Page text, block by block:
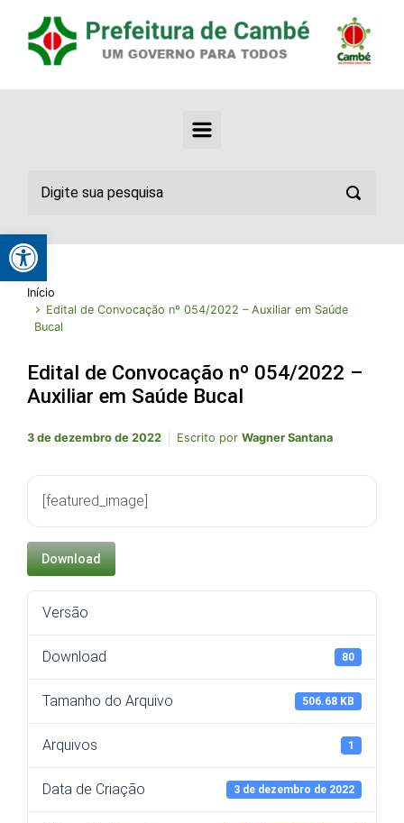
Início
Edital de Convocação nº 054/2022 – Auxiliar em Saúde
Bucal
Edital de Convocação nº 054/2022 –
Auxiliar em Saúde Bucal
3 de dezembro de 2022 Escrito por Wagner Santana
[featured_image]
Download
Versão
Download 80
Tamanho do Arquivo 506.68 KB
Arquivos 1
Data de Criação 3 de dezembro de 2022
Abrir a barra de ferramentas